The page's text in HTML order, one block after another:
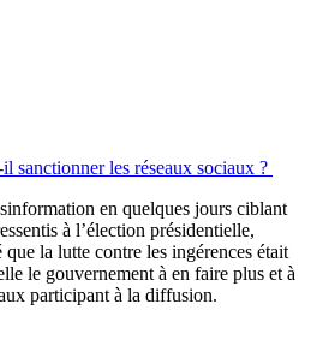
sanctionner les réseaux sociaux ?
en quelques jours ciblant
à l’élection présidentielle,
la lutte contre les ingérences était
le gouvernement à en faire plus et à
participant à la diffusion.